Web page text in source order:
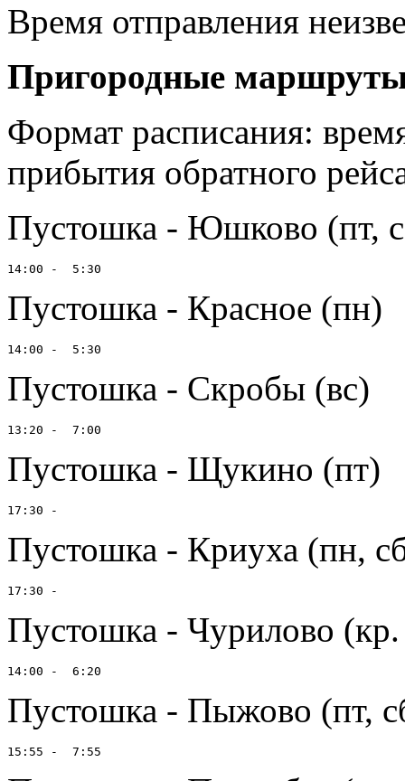
Время отправления
Пригородные
Формат расписания:
прибытия обратного
Пустошка - Юшково (пт,
Пустошка - Красное (пн)
Пустошка - Скробы (вс)
Пустошка - Щукино (пт)
Пустошка - Криуха (пн,
Пустошка - Чурилово (кр.
Пустошка - Пыжово (пт,